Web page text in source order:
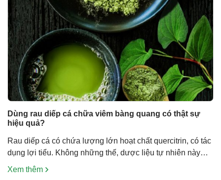
Dùng rau diếp cá chữa viêm bàng quang có thật sự
hiệu quả?
Rau diếp cá có chứa lượng lớn hoạt chất quercitrin, có tác
dụng lợi tiểu. Không những thế, dược liệu tự nhiên này
còn có đặc tính kháng viêm và chống khuẩn, giúp hỗ trợ
Xem thêm